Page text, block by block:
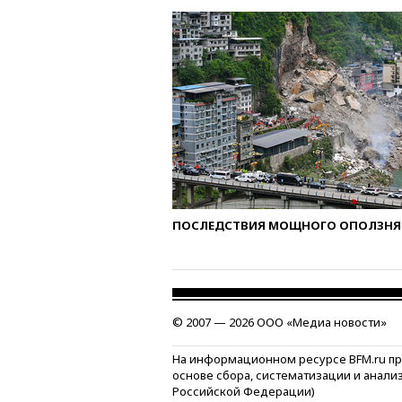
ПОСЛЕДСТВИЯ МОЩНОГО ОПОЛЗНЯ
© 2007 — 2026 ООО «Медиа новости»
На информационном ресурсе BFM.ru
основе сбора, систематизации и
Российской Федерации)